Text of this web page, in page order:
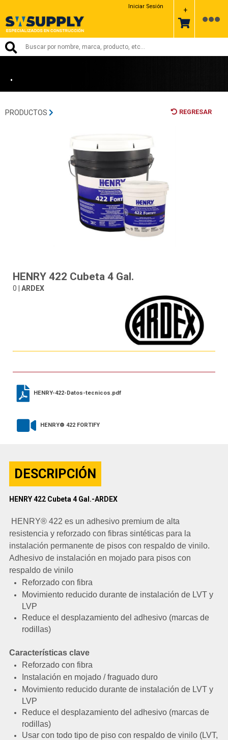
Iniciar Sesión +
•
PRODUCTOS REGRESAR
HENRY 422 Cubeta 4 Gal.
0 | ARDEX
HENRY-422-Datos-tecnicos.pdf
HENRY® 422 FORTIFY
DESCRIPCIÓN
HENRY 422 Cubeta 4 Gal.-ARDEX
HENRY® 422 es un adhesivo premium de alta
resistencia y reforzado con fibras sintéticas para la
instalación permanente de pisos con respaldo de vinilo.
Adhesivo de instalación en mojado para pisos con
respaldo de vinilo
Reforzado con fibra
Movimiento reducido durante de instalación de LVT y
LVP
Reduce el desplazamiento del adhesivo (marcas de
rodillas)
Características clave
Reforzado con fibra
Instalación en mojado / fraguado duro
Movimiento reducido durante de instalación de LVT y
LVP
Reduce el desplazamiento del adhesivo (marcas de
rodillas)
Usar con todo tipo de piso con respaldo de vinilo (LVT,